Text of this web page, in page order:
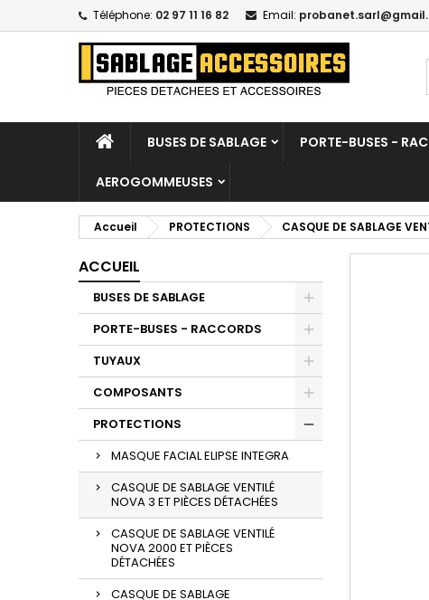
Téléphone: 02 97 11 16 82 Email:
BUSES DE SABLAGE PORTE-BUSES -
AEROGOMMEUSES
Accueil PROTECTIONS CASQUE DE SABLAGE
ACCUEIL
BUSES DE SABLAGE
PORTE-BUSES - RACCORDS
TUYAUX
COMPOSANTS
PROTECTIONS
MASQUE FACIAL ELIPSE INTEGRA
CASQUE DE SABLAGE VENTILÉ
NOVA 3 ET PIÈCES DÉTACHÉES
CASQUE DE SABLAGE VENTILÉ
NOVA 2000 ET PIÈCES
DÉTACHÉES
CASQUE DE SABLAGE